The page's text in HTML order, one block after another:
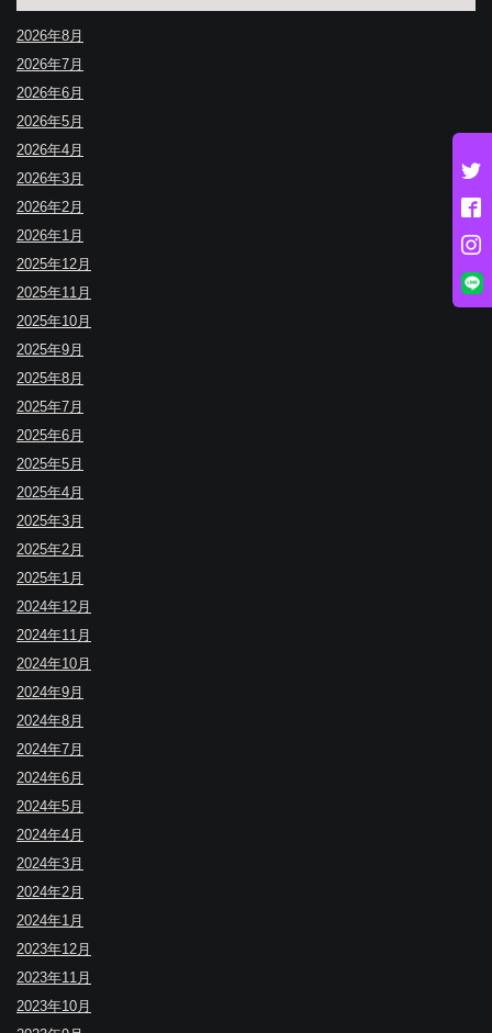
2026年8月
2026年7月
2026年6月
2026年5月
2026年4月
2026年3月
2026年2月
2026年1月
2025年12月
2025年11月
2025年10月
2025年9月
2025年8月
2025年7月
2025年6月
2025年5月
2025年4月
2025年3月
2025年2月
2025年1月
2024年12月
2024年11月
2024年10月
2024年9月
2024年8月
2024年7月
2024年6月
2024年5月
2024年4月
2024年3月
2024年2月
2024年1月
2023年12月
2023年11月
2023年10月